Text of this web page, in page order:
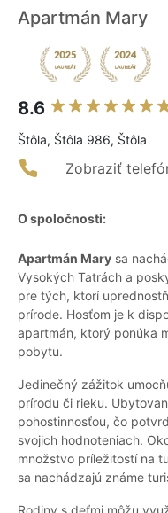
Apartmán Mary
8.6
Štôla, Štôla 986, Štôla
Zobraziť
O spoločnosti:
Apartmán Mary sa
Vysokých Tatrách a
pre tých, ktorí
prírode. Hosťom je k
apartmán, ktorý ponúka
pobytu.
Jedinečný zážitok
prírodu či rieku.
pohostinnosťou, čo
svojich hodnoteniach.
množstvo príležitostí na
sa nachádzajú známe
Rodiny s deťmi môžu